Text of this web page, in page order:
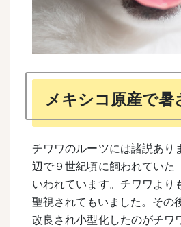
メキシコ原産で暑
チワワのルーツには諸説あり
辺で９世紀頃に飼われていた
いわれています。チワワより
聖視されてもいました。その
改良され小型化したのがチワ